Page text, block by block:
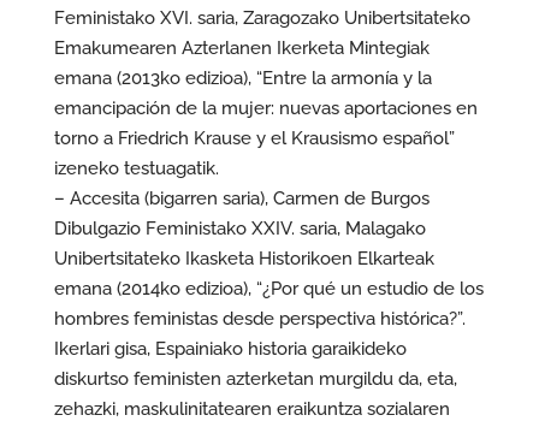
Feministako XVI. saria, Zaragozako Unibertsitateko
Emakumearen Azterlanen Ikerketa Mintegiak
emana (2013ko edizioa), “Entre la armonía y la
emancipación de la mujer: nuevas aportaciones en
torno a Friedrich Krause y el Krausismo español”
izeneko testuagatik.
– Accesita (bigarren saria), Carmen de Burgos
Dibulgazio Feministako XXIV. saria, Malagako
Unibertsitateko Ikasketa Historikoen Elkarteak
emana (2014ko edizioa), “¿Por qué un estudio de los
hombres feministas desde perspectiva histórica?”.
Ikerlari gisa, Espainiako historia garaikideko
diskurtso feministen azterketan murgildu da, eta,
zehazki, maskulinitatearen eraikuntza sozialaren